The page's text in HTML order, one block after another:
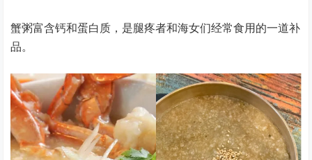
蟹粥富含钙和蛋白质，是腿疼者和海女们经常食用的一道补
品。